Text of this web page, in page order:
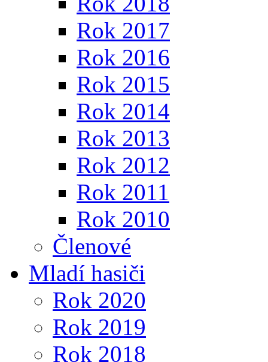
Rok 2017
Rok 2016
Rok 2015
Rok 2014
Rok 2013
Rok 2012
Rok 2011
Rok 2010
Členové
Mladí hasiči
Rok 2020
Rok 2019
Rok 2018